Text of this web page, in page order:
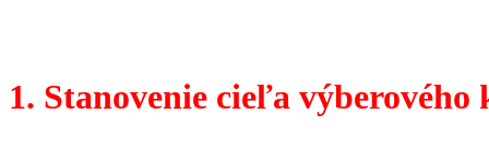
1. Stanovenie cieľa výberového